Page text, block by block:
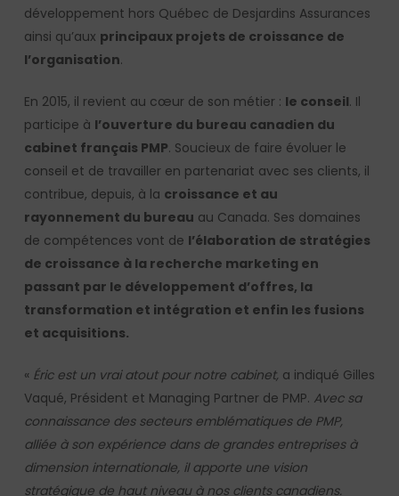
développement hors Québec de Desjardins Assurances
ainsi qu’aux principaux projets de croissance de
l’organisation.
En 2015, il revient au cœur de son métier : le conseil. Il
participe à l’ouverture du bureau canadien du
cabinet français PMP. Soucieux de faire évoluer le
conseil et de travailler en partenariat avec ses clients, il
contribue, depuis, à la croissance et au
rayonnement du bureau au Canada. Ses domaines
de compétences vont de l’élaboration de stratégies
de croissance à la recherche marketing en
passant par le développement d’offres, la
transformation et intégration et enfin les fusions
et acquisitions.
« Éric est un vrai atout pour notre cabinet, a indiqué Gilles
Vaqué, Président et Managing Partner de PMP. Avec sa
connaissance des secteurs emblématiques de PMP,
alliée à son expérience dans de grandes entreprises à
dimension internationale, il apporte une vision
stratégique de haut niveau à nos clients canadiens.